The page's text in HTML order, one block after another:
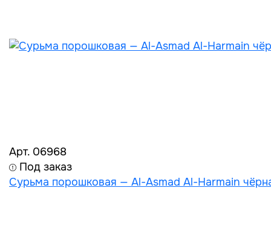
Арт. 06968
Под заказ
Сурьма порошковая — Al-Asmad Al-Harmain